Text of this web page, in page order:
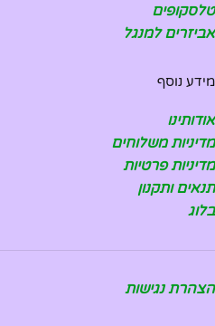
טלסקופים
אביזרים למנגל
מידע נוסף
אודותינו
מדיניות משלוחים
מדיניות פרטיות
תנאים ותקנון
בלוג
הצהרת נגישות